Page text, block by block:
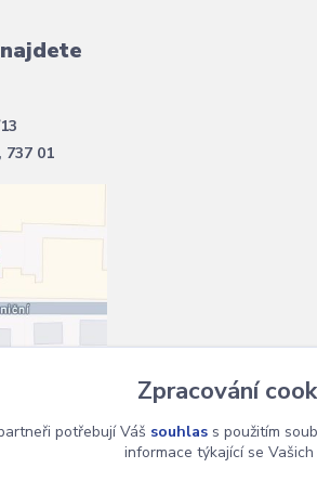
737 01
Zpracování
potřebují Váš souhlass použitím
informace týkající se Vašich